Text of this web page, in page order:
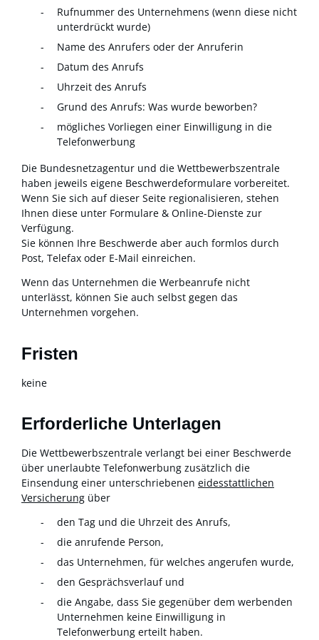
Rufnummer des Unternehmens (wenn diese nicht
unterdrückt wurde)
Name des Anrufers oder der Anruferin
Datum des Anrufs
Uhrzeit des Anrufs
Grund des Anrufs: Was wurde beworben?
mögliches Vorliegen einer Einwilligung in die
Telefonwerbung
Die Bundesnetzagentur und die Wettbewerbszentrale
haben jeweils eigene Beschwerdeformulare vorbereitet.
Wenn Sie sich auf dieser Seite regionalisieren, stehen
Ihnen diese unter Formulare & Online-Dienste zur
Verfügung.
Sie können Ihre Beschwerde aber auch formlos durch
Post, Telefax oder E-Mail einreichen.
Wenn das Unternehmen die Werbeanrufe nicht
unterlässt, können Sie auch selbst gegen das
Unternehmen vorgehen.
Fristen
keine
Erforderliche Unterlagen
Die Wettbewerbszentrale verlangt bei einer Beschwerde
über unerlaubte Telefonwerbung zusätzlich die
Einsendung einer unterschriebenen eidesstattlichen
Versicherung über
den Tag und die Uhrzeit des Anrufs,
die anrufende Person,
das Unternehmen, für welches angerufen wurde,
den Gesprächsverlauf und
die Angabe, dass Sie gegenüber dem werbenden
Unternehmen keine Einwilligung in
Telefonwerbung erteilt haben.